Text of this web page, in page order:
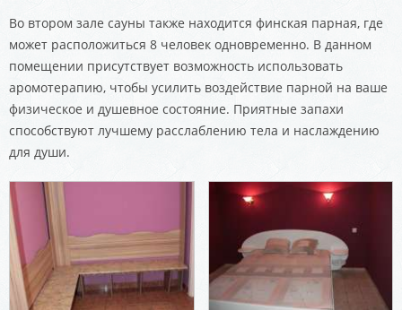
Во втором зале сауны также находится финская парная, где
может расположиться 8 человек одновременно. В данном
помещении присутствует возможность использовать
аромотерапию, чтобы усилить воздействие парной на ваше
физическое и душевное состояние. Приятные запахи
способствуют лучшему расслаблению тела и наслаждению
для души.